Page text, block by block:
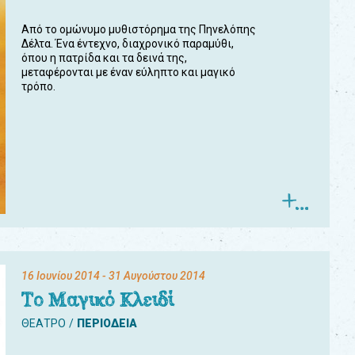
Από το ομώνυμο μυθιστόρημα της Πηνελόπης
Δέλτα. Ένα έντεχνο, διαχρονικό παραμύθι,
όπου η πατρίδα και τα δεινά της,
μεταφέρονται με έναν εύληπτο και μαγικό
τρόπο.
16 Ιουνίου 2014- 31 Αυγούστου 2014
Το Μαγικό Κλειδί
ΘΕΑΤΡΟ ΠΕΡΙΟΔΕΙΑ